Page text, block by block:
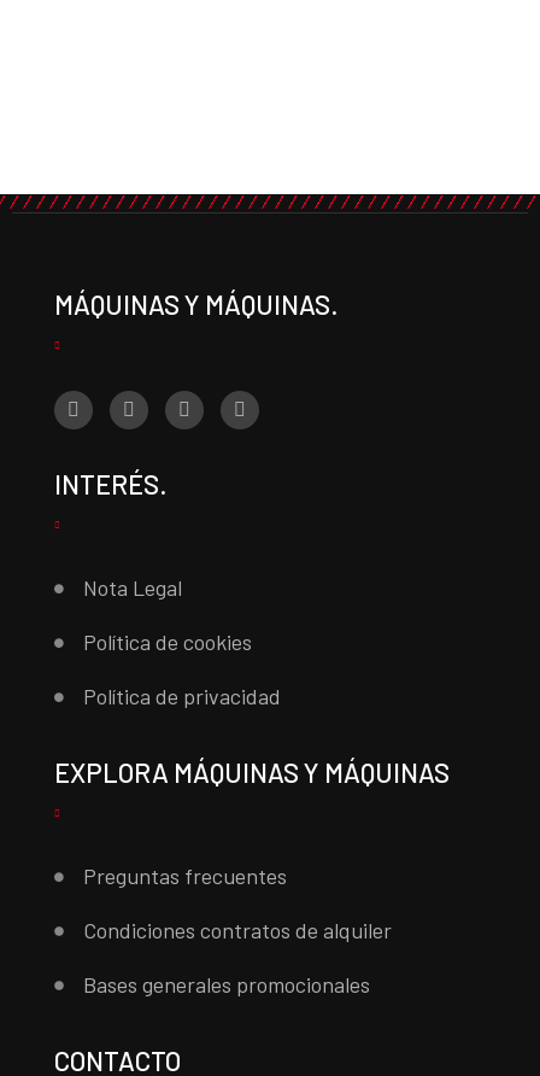
MÁQUINAS Y MÁQUINAS.
INTERÉS.
Nota Legal
Política de cookies
Política de privacidad
EXPLORA MÁQUINAS Y MÁQUINAS
Preguntas frecuentes
Condiciones contratos de alquiler
Bases generales promocionales
CONTACTO